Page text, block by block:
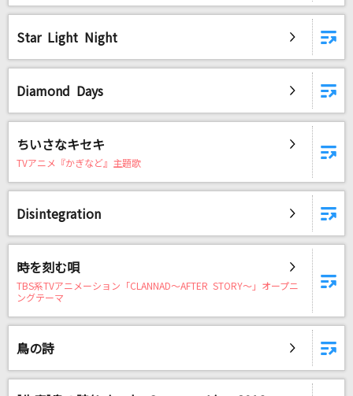
カラオケ最新情報をチェック！
Star Light Night
Diamond Days
ちいさなキセキ
TVアニメ『かぎなど』主題歌
Disintegration
時を刻む唄
TBS系TVアニメーション「CLANNAD～AFTER STORY～」オープニ
ングテーマ
鳥の詩